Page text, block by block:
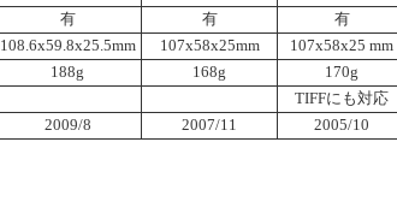
有 有
有
108.6x59.8x25.5mm 107x58x25mm
107x58x25 mm
188g 168g
170g
TIFFにも対応
2009/8 2007/11 2005/10